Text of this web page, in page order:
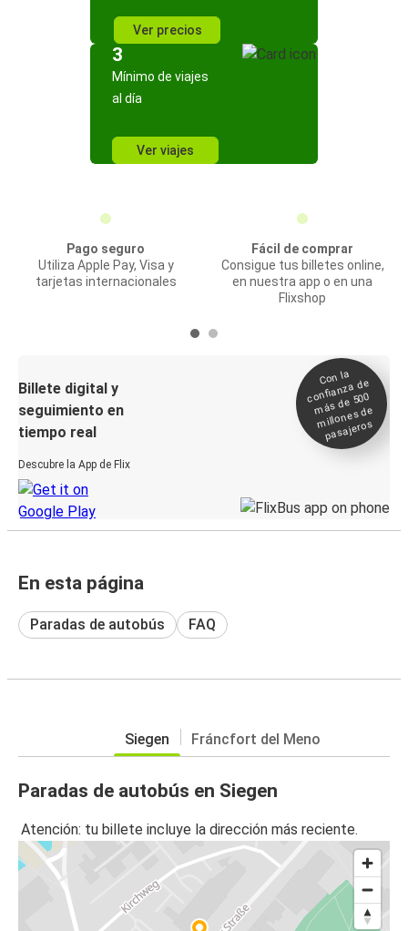
Ver precios
3
Mínimo de viajes
al día
Ver viajes
Pago seguro
Utiliza Apple Pay, Visa y
tarjetas internacionales
Fácil de comprar
Consigue tus billetes online,
en nuestra app o en una
Flixshop
Billete digital y
seguimiento en
tiempo real
Descubre la App de Flix
Con la
confianza de
más de 500
millones de
pasajeros
En esta página
Paradas de autobús FAQ
Siegen Fráncfort del Meno
Paradas de autobús en Siegen
Atención: tu billete incluye la dirección más reciente.